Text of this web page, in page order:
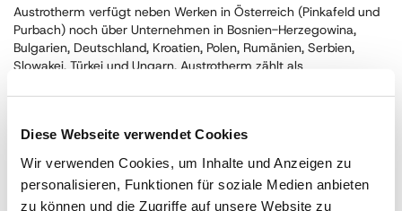
Diese Webseite verwendet Cookies
Wir verwenden Cookies, um Inhalte und Anzeigen zu
personalisieren, Funktionen für soziale Medien anbieten
zu können und die Zugriffe auf unsere Website zu
Austrotherm verfügt neben Werken in Österreich (Pinkafeld und
Purbach) noch über Unternehmen in Bosnien-Herzegowina,
Bulgarien, Deutschland, Kroatien, Polen, Rumänien, Serbien,
Slowakei, Türkei und Ungarn. Austrotherm zählt als
Wopfinger- und Murexin-Gruppe, zur Schmid Industrieholding,
Euro erzielte.
Für Rückfragen steht zur Verfügung
Austrotherm GmbH
GF Peter Schmid